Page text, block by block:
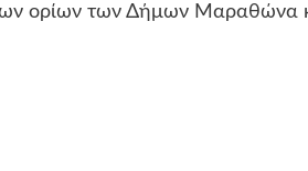
ορίων των Δήμων Μαραθώνα